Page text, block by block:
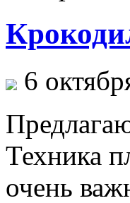
6
Техника
очень